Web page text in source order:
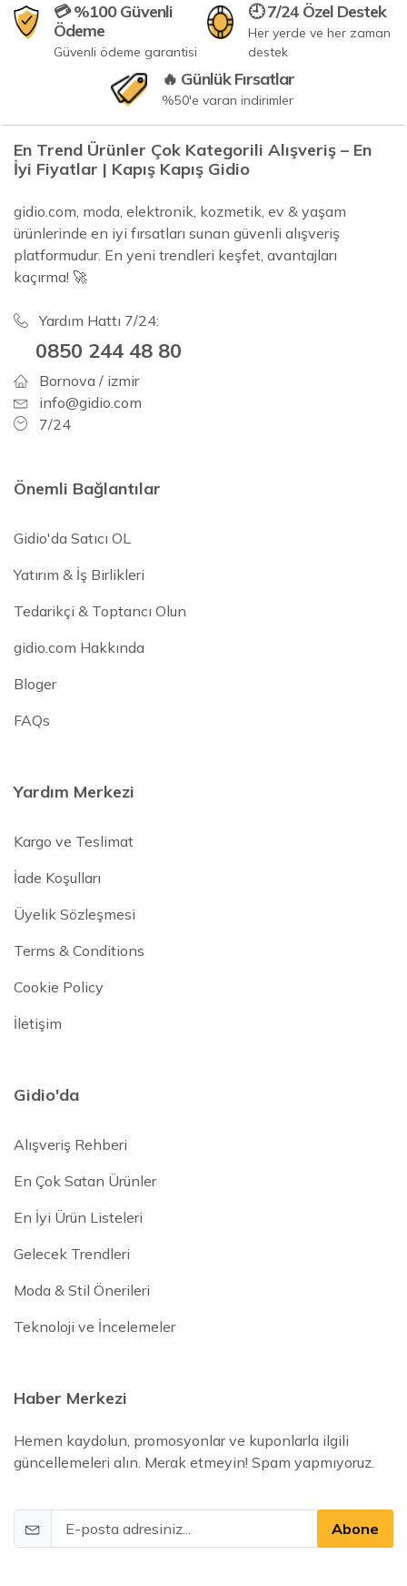
💳 %100 Güvenli
Ödeme
Güvenli ödeme garantisi
🕘 7/24 Özel Destek
Her yerde ve her zaman
destek
🔥 Günlük Fırsatlar
%50'e varan indirimler
En Trend Ürünler Çok Kategorili Alışveriş – En
İyi Fiyatlar | Kapış Kapış Gidio
gidio.com, moda, elektronik, kozmetik, ev & yaşam
ürünlerinde en iyi fırsatları sunan güvenli alışveriş
platformudur. En yeni trendleri keşfet, avantajları
kaçırma! 🚀
Yardım Hattı 7/24:
0850 244 48 80
Bornova / izmir
info@gidio.com
7/24
Önemli Bağlantılar
Gidio'da Satıcı OL
Yatırım & İş Birlikleri
Tedarikçi & Toptancı Olun
gidio.com Hakkında
Bloger
FAQs
Yardım Merkezi
Kargo ve Teslimat
İade Koşulları
Üyelik Sözleşmesi
Terms & Conditions
Cookie Policy
İletişim
Gidio'da
Alışveriş Rehberi
En Çok Satan Ürünler
En İyi Ürün Listeleri
Gelecek Trendleri
Moda & Stil Önerileri
Teknoloji ve İncelemeler
Haber Merkezi
Hemen kaydolun, promosyonlar ve kuponlarla ilgili
güncellemeleri alın. Merak etmeyin! Spam yapmıyoruz.
Abone